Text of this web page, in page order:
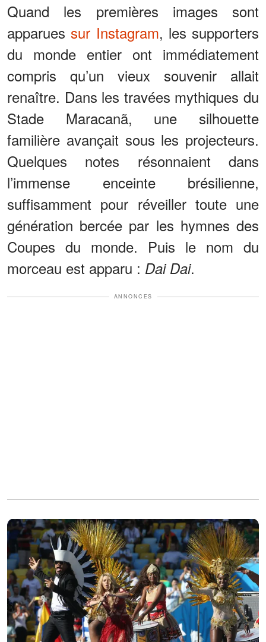
Quand les premières images sont
apparues sur Instagram, les supporters
du monde entier ont immédiatement
compris qu’un vieux souvenir allait
renaître. Dans les travées mythiques du
Stade Maracanã, une silhouette
familière avançait sous les projecteurs.
Quelques notes résonnaient dans
l’immense enceinte brésilienne,
suffisamment pour réveiller toute une
génération bercée par les hymnes des
Coupes du monde. Puis le nom du
morceau est apparu : Dai Dai.
ANNONCES